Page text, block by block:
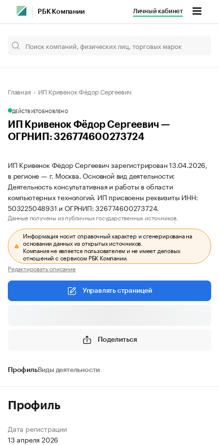
РБК Компании Личный кабинет
Главная ИП Кривенок Фёдор Сергеевич
ДЕЙСТВУЕТОБНОВЛЕНО
ИП Кривенок Фёдор Сергеевич —
ОГРНИП: 326774600273724
ИП Кривенок Фёдор Сергеевич зарегистрирован 13.04.2026,
в регионе — г. Москва. Основной вид деятельности:
Деятельность консультативная и работы в области
компьютерных технологий. ИП присвоены реквизиты ИНН:
503225048931 и ОГРНИП: 326774600273724.
Данные получены из публичных государственных источников.
Информация носит справочный характер и сгенерирована на
основании данных из открытых источников.
Компания не является пользователем и не имеет деловых
отношений с сервисом РБК Компании.
Редактировать описание
Управлять страницей
Поделиться
ПрофильВиды деятельности
Профиль
Дата регистрации
13 апреля 2026